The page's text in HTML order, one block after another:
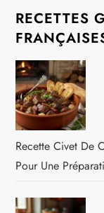
RECETTES
Recette Civet De
Pour Une